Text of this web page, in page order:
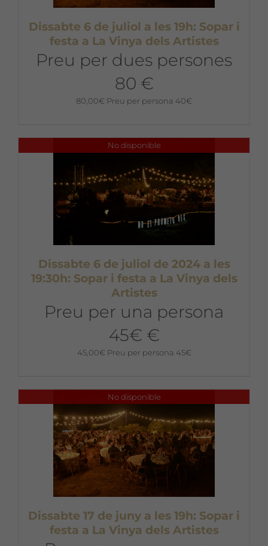
Dissabte 6 de juliol a les 19h: Sopar i
festa a La Vinya dels Artistes
Preu per dues persones
80 €
80,00€ Preu per persona 40€
No disponible
Dissabte 6 de juliol de 2024 a les
19:30h: Sopar i festa a La Vinya dels
Artistes
Preu per una persona
45€ €
45,00€ Preu per persona 45€
No disponible
Dissabte 17 de juny a les 19h: Sopar i
festa a La Vinya dels Artistes